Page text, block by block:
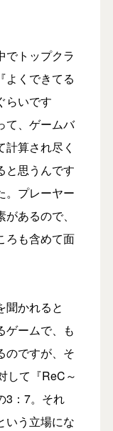
でトップクラ
よくできてる
らいです
て、ゲームバ
算され尽く
と思うんです
。プレーヤー
あるので、
ろも含めて面
かれると
ゲームで、も
のですが、そ
して『ReC～
3：7。それ
いう立場にな